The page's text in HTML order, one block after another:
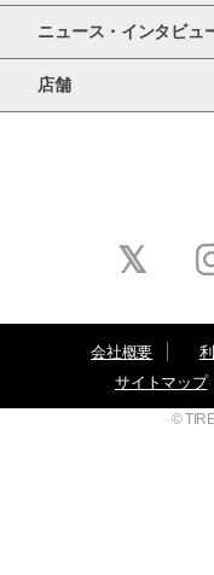
ニュース・インタビュ
店舗
会社概要
サイトマップ
©